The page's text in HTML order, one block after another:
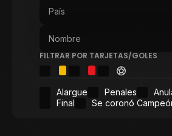
FILTRAR POR TARJETAS/GOLES
Alargue Penales
Final
Se coronó